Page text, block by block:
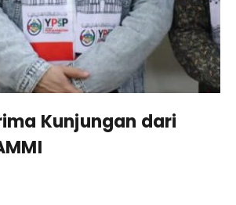
Kunjungan dari